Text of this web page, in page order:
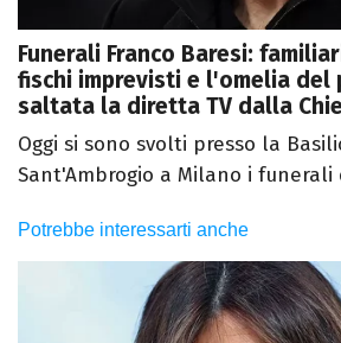
Funerali Franco Baresi:
fischi imprevisti e l'omelia del
saltata la diretta TV dalla
Oggi si sono svolti presso la
Sant'Ambrogio a Milano i funerali